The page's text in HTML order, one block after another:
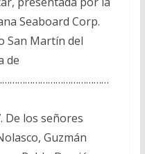
Seaboard Corp.
San Martín del
de
De los señores
Guzmán